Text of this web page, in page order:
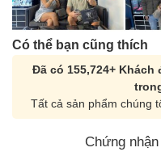
Có thể bạn cũng thích
Đã có 155,724+ Khách
Tất cả sản phẩm chúng
Chứng